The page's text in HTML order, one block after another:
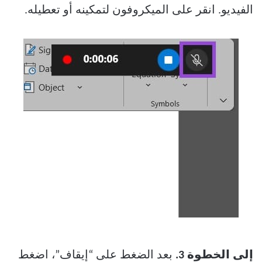
الفيديو. انقر على الميكروفون لتمكينه أو تعطيله.
إلى الخطوة 3. بعد الضغط على “إيقاف”، اضغط